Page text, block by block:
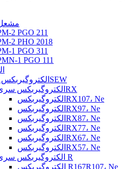
2 PGO 211
2 PHO 2018
1 PGO 311
1 PGO 111
الکتروگیربکس هلیکالSEW
الکتروگیربکس سریRX
الکتروگیربکسRX107، Ne
الکتروگیربکسRX97، Ne
الکتروگیربکسRX87، Ne
الکتروگیربکسRX77، Ne
الکتروگیربکسRX67، Ne
الکتروگیربکسRX57، Ne
الکتروگیربکس سری R
الکتروگیربکس R167R107، Ne